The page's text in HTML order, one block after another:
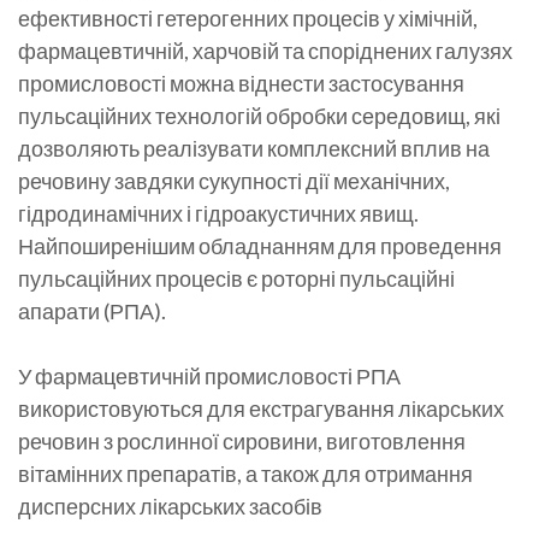
ефективності гетерогенних процесів у хімічній,
фармацевтичній, харчовій та споріднених галузях
промисловості можна віднести застосування
пульсаційних технологій обробки середовищ, які
дозволяють реалізувати комплексний вплив на
речовину завдяки сукупності дії механічних,
гідродинамічних і гідроакустичних явищ.
Найпоширенішим обладнанням для проведення
пульсаційних процесів є роторні пульсаційні
апарати (РПА).
У фармацевтичній промисловості РПА
використовуються для екстрагування лікарських
речовин з рослинної сировини, виготовлення
вітамінних препаратів, а також для отримання
дисперсних лікарських засобів